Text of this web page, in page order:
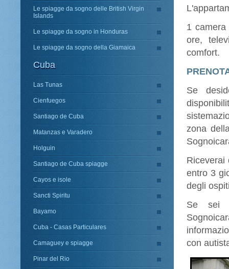
Le spiagge da sogno delle British Virgin
Islands
Le spiagge da sogno in Honduras
Le spiagge da sogno della Giamaica
Cuba
Las Tunas
Cienfuegos
Santiago de Cuba
Matanzas e Varadero
Holguin
Santiago de Cuba spiagge
Cayos e isole
Sancti Spiritu
Bayamo
Cuba - Casas Particulares
Camaguey e spiagge
Pinar del Rio
1
ore,
comfort.
Se
zona
Riceverai
entro 3
degli
Se sei
con